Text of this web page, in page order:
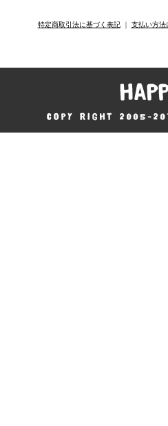
特定商取引法に基づく表記｜ 支払い方法